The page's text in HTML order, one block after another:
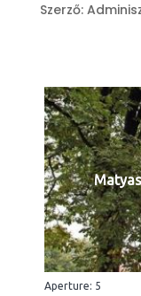
Szerző:
Aperture: 5